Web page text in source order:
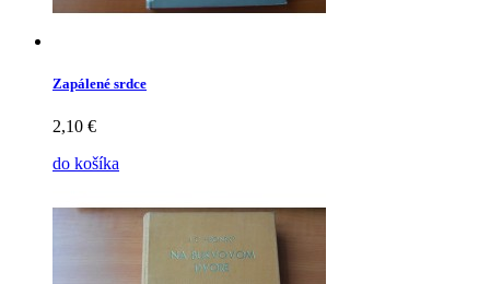
Zapálené srdce
2,10 €
do košíka